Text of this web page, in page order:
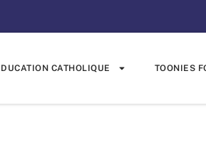
CATHOLIQUE TOONIES